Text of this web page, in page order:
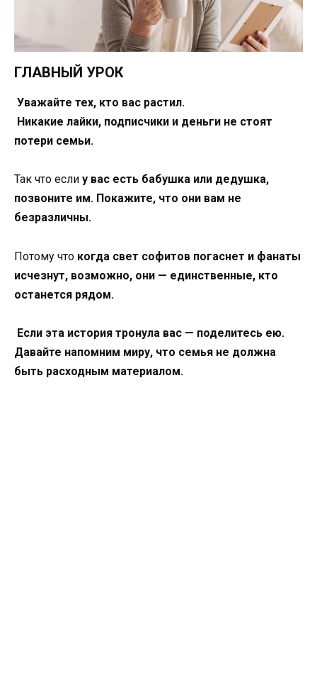
ГЛАВНЫЙ УРОК
Уважайте тех, кто вас растил.
Никакие лайки, подписчики и деньги не стоят
потери семьи.
Так что если у вас есть бабушка или дедушка,
позвоните им. Покажите, что они вам не
безразличны.
Потому что когда свет софитов погаснет и фанаты
исчезнут, возможно, они — единственные, кто
останется рядом.
Если эта история тронула вас — поделитесь ею.
Давайте напомним миру, что семья не должна
быть расходным материалом.